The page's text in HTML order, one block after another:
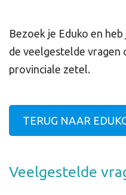
Bezoek je Eduko en
de veelgestelde vragen
provinciale zetel.
TERUG NAAR
Veelgestelde